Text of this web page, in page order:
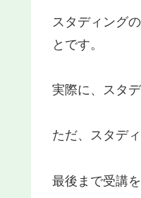
スタディング
とです。
実際に、スタ
ただ、スタデ
最後まで受講